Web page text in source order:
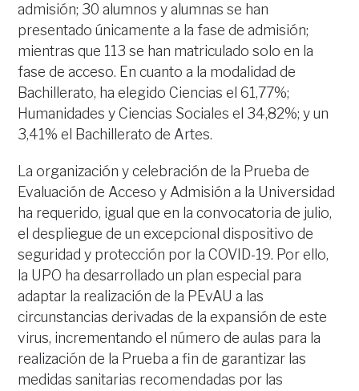
admisión; 30 alumnos y alumnas se han
presentado únicamente a la fase de admisión;
mientras que 113 se han matriculado solo en la
fase de acceso. En cuanto a la modalidad de
Bachillerato, ha elegido Ciencias el 61,77%;
Humanidades y Ciencias Sociales el 34,82%; y un
3,41% el Bachillerato de Artes.
La organización y celebración de la Prueba de
Evaluación de Acceso y Admisión a la Universidad
ha requerido, igual que en la convocatoria de julio,
el despliegue de un excepcional dispositivo de
seguridad y protección por la COVID-19. Por ello,
la UPO ha desarrollado un plan especial para
adaptar la realización de la PEvAU a las
circunstancias derivadas de la expansión de este
virus, incrementando el número de aulas para la
realización de la Prueba a fin de garantizar las
medidas sanitarias recomendadas por las